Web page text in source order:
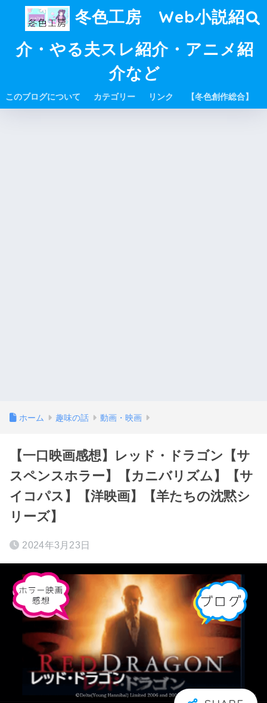
冬色工房 Web小説紹
介・やる夫スレ紹介・アニメ紹
介など
このブログについて カテゴリー リンク 【冬色創作総合】
ホーム 趣味の話 動画・映画
【一口映画感想】レッド・ドラゴン【サ
スペンスホラー】【カニバリズム】【サ
イコパス】【洋映画】【羊たちの沈黙シ
リーズ】
2024年3月23日